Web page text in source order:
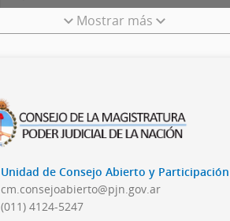
Mostrar más
Unidad de Consejo Abierto y
cm.consejoabierto@pjn.gov.ar
(011) 4124-5247